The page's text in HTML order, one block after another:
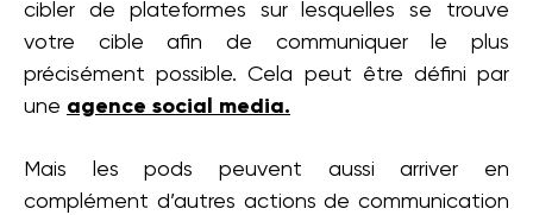
cibler de plateformes sur lesquelles se trouve
votre cible afin de communiquer le plus
précisément possible. Cela peut être défini par
une agence social media.
Mais les pods peuvent aussi arriver en
complément d’autres actions de communication